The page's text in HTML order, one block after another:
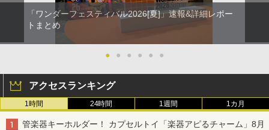
「ワンダーフェスティバル2026[夏]」速報&詳細レポー
トまとめ
● ● ● ● ● ●
アクセスランキング
1時間 24時間 1週間 1カ月
管楽器キーホルダー！ カプセルトイ「楽器アピるチャーム」8月